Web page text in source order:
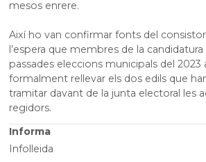
mesos enrere.
Així ho van confirmar fonts del
l’espera que membres de la candidatura
passades eleccions municipals del 2023
formalment rellevar els dos edils que
tramitar davant de la junta electoral les
regidors.
Informa
Infolleida